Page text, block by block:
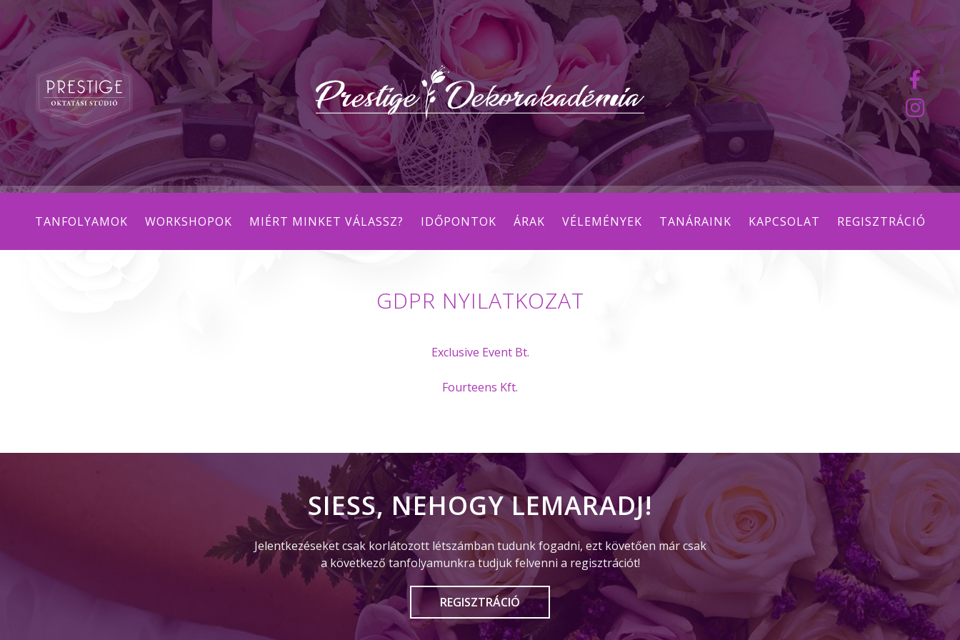
TANFOLYAMOK WORKSHOPOK MIÉRT MINKET VÁLASSZ? IDŐPONTOK ÁRAK VÉLEMÉNYEK TANÁRAINK KAPCSOLAT REGISZTRÁCIÓ
GDPR NYILATKOZAT
Exclusive Event Bt.
Fourteens Kft.
SIESS, NEHOGY LEMARADJ!
Jelentkezéseket csak korlátozott létszámban tudunk fogadni, ezt követően már csak
a következő tanfolyamunkra tudjuk felvenni a regisztrációt!
REGISZTRÁCIÓ